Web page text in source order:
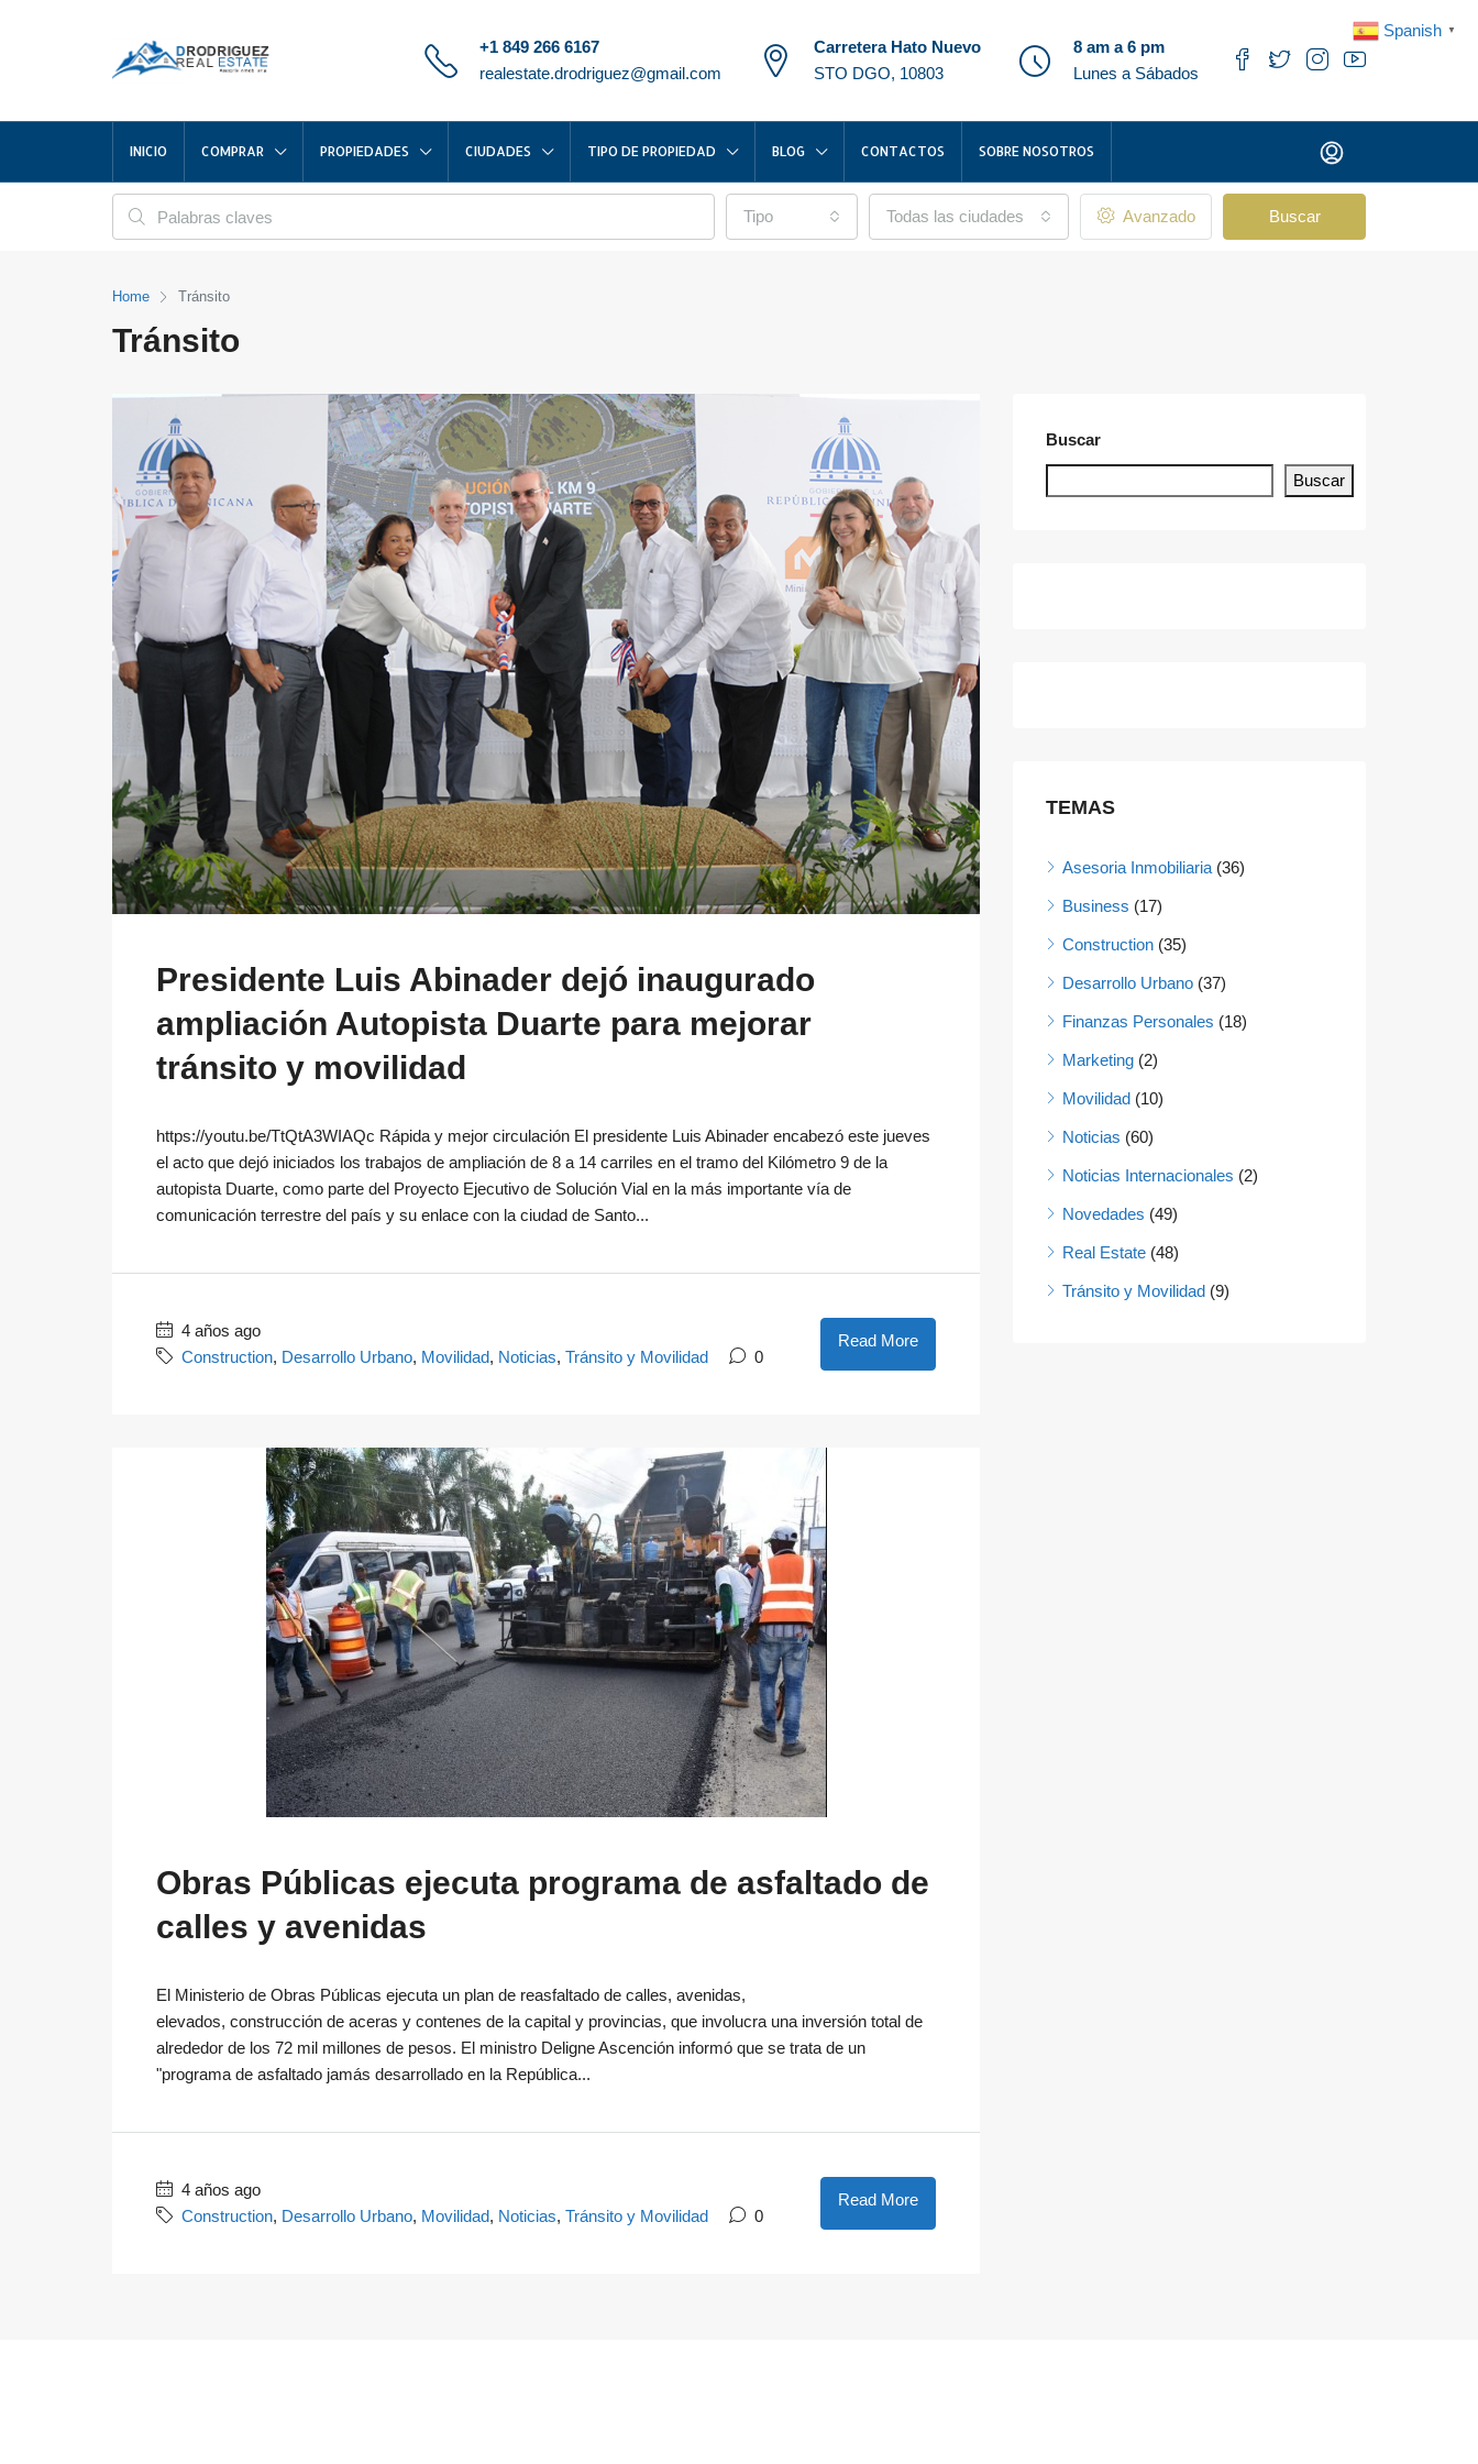
+1 849 266 6167
realestate.drodriguez@gmail.com
Carretera Hato Nuevo
STO DGO, 10803
8 am a 6 pm
Lunes a Sábados
INICIO COMPRAR PROPIEDADES CIUDADES TIPO DE PROPIEDAD BLOG CONTACTOS SOBRE NOSOTROS
Tipo Todas las ciudades Avanzado Buscar
Home Tránsito
Tránsito
Presidente Luis Abinader dejó inaugurado
ampliación Autopista Duarte para mejorar
tránsito y movilidad
https://youtu.be/TtQtA3WIAQc Rápida y mejor circulación El presidente Luis Abinader encabezó este jueves
el acto que dejó iniciados los trabajos de ampliación de 8 a 14 carriles en el tramo del Kilómetro 9 de la
autopista Duarte, como parte del Proyecto Ejecutivo de Solución Vial en la más importante vía de
comunicación terrestre del país y su enlace con la ciudad de Santo...
4 años ago
Construction, Desarrollo Urbano, Movilidad, Noticias, Tránsito y Movilidad 0
Read More
Obras Públicas ejecuta programa de asfaltado de
calles y avenidas
El Ministerio de Obras Públicas ejecuta un plan de reasfaltado de calles, avenidas,
elevados, construcción de aceras y contenes de la capital y provincias, que involucra una inversión total de
alrededor de los 72 mil millones de pesos. El ministro Deligne Ascención informó que se trata de un
"programa de asfaltado jamás desarrollado en la República...
4 años ago
Construction, Desarrollo Urbano, Movilidad, Noticias, Tránsito y Movilidad 0
Read More
Buscar
Buscar
TEMAS
Asesoria Inmobiliaria (36)
Business (17)
Construction (35)
Desarrollo Urbano (37)
Finanzas Personales (18)
Marketing (2)
Movilidad (10)
Noticias (60)
Noticias Internacionales (2)
Novedades (49)
Real Estate (48)
Tránsito y Movilidad (9)
Spanish ▼